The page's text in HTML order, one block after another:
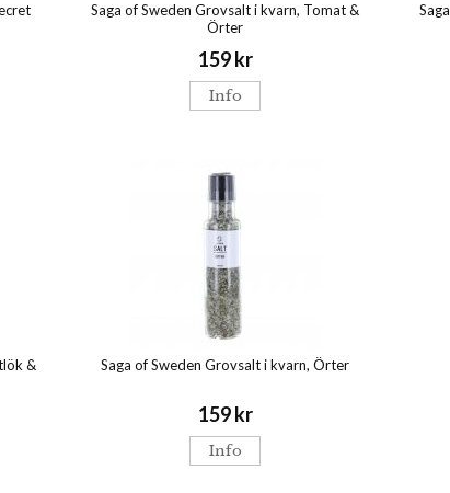
Saga of Sweden Grovsalt i kvarn, Tomat &
Örter
159 kr
Info
&
Saga of Sweden Grovsalt i kvarn, Örter
159 kr
Info